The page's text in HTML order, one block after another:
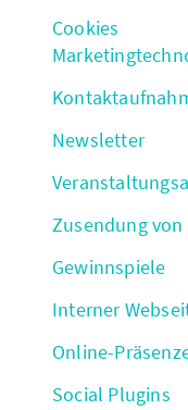
Cookies
Newsletter
Zusendung
Gewinnspiele
Interner
Online-
Social Plugins